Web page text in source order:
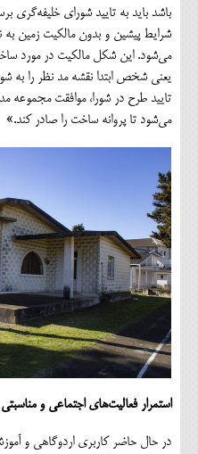
باشد باید به تایید شورای
شرایط پیشین و بدون مالکیت زمین به
می‌شود. این شکل مالکیت در مورد
یعنی شخص ابتدا نقشه مد نظر را به
تایید طرح در شورا، موافقت مجموعه
می‌شود تا پروانه ساخت را صادر کند.»
استمرار فعالیت‌های اجتماعی و مناسبتی
در حال حاضر کاربری اردوگاهی و